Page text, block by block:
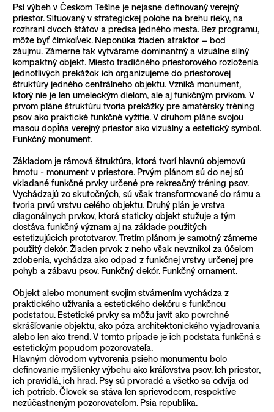
Psí výbeh v Českom Tešíne je nejasne definovaný verejný
priestor. Situovaný v strategickej polohe na brehu rieky, na
rozhraní dvoch štátov a predsa jedného mesta. Bez programu,
môže byť čímkoľvek. Neponúka žiaden atraktor – bod
záujmu. Zámerne tak vytvárame dominantný a vizuálne silný
kompaktný objekt. Miesto tradičného priestorového rozloženia
jednotlivých prekážok ich organizujeme do priestorovej
štruktúry jedného centrálneho objektu. Vzniká monument,
ktorý nie je len umeleckým dielom, ale aj funkčným prvkom. V
prvom pláne štruktúru tvoria prekážky pre amatérsky tréning
psov ako praktické funkčné vyžitie. V druhom pláne svojou
masou dopĺňa verejný priestor ako vizuálny a estetický symbol.
Funkčný monument.
Základom je rámová štruktúra, ktorá tvorí hlavnú objemovú
hmotu - monument v priestore. Prvým plánom sú do nej sú
vkladané funkčné prvky určené pre rekreačný tréning psov.
Vychádzajú zo skutočných, sú však transformované do rámu a
tvoria prvú vrstvu celého objektu. Druhý plán je vrstva
diagonálnych prvkov, ktorá staticky objekt stužuje a tým
dostáva funkčný význam aj na základe použitých
estetizujúcich prototvarov. Tretím plánom je samotný zámerne
použitý dekór. Žiaden prvok z neho však nevznikol za účelom
zdobenia, vychádza ako odpad z funkčnej vrstvy určenej pre
pohyb a zábavu psov. Funkčný dekór. Funkčný ornament.
Objekt alebo monument svojim stvárnením vychádza z
praktického užívania a estetického dekóru s funkčnou
podstatou. Estetické prvky sa môžu javiť ako povrchné
skrášľovanie objektu, ako póza architektonického vyjadrovania
alebo len ako trend. V tomto prípade je ich podstata funkčná s
estetickým popudom pozorovateľa.
Hlavným dôvodom vytvorenia psieho monumentu bolo
definovanie myšlienky výbehu ako kráľovstva psov. Ich priestor,
ich pravidlá, ich hrad. Psy sú prvoradé a všetko sa odvíja od
ich potrieb. Človek sa stáva len sprievodcom, respektíve
nezúčastneným pozorovateľom. Psia republika.